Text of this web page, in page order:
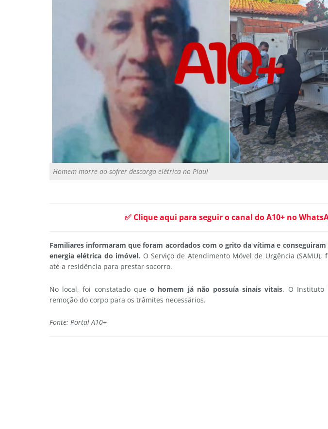
Homem morre ao sofrer descarga elétrica no Piauí
✅ Clique aqui para seguir o canal do A10+ no
Familiares informaram que foram acordados com o grito da vítima e
energia elétrica do imóvel. O Serviço de Atendimento Móvel de Urgência (SAMU),
até a residência para prestar socorro.
No local, foi constatado queo homem já não possuía sinais vitais. O Instituto
remoção do corpo para os trâmites necessários.
Fonte: Portal A10+